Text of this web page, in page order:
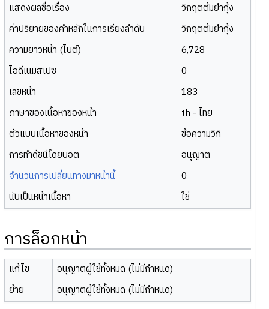
แสดงผลชื่อเรื่อง
วิกฤตต้มยำกุ้ง
ค่าปริยายของคำหลักในการเรียงลำดับ
วิกฤตต้มยำกุ้ง
ความยาวหน้า (ไบต์)
6,728
ไอดีเนมสเปซ
0
เลขหน้า
183
ภาษาของเนื้อหาของหน้า
th - ไทย
ตัวแบบเนื้อหาของหน้า
ข้อความวิกิ
การทำดัชนีโดยบอต
อนุญาต
จำนวนการเปลี่ยนทางมาหน้านี้
0
นับเป็นหน้าเนื้อหา
ใช่
การล็อกหน้า
แก้ไข
อนุญาตผู้ใช้ทั้งหมด (ไม่มีกำหนด)
ย้าย
อนุญาตผู้ใช้ทั้งหมด (ไม่มีกำหนด)